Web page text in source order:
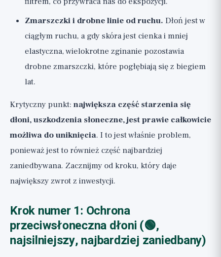
Zmarszczki i drobne linie od ruchu. Dłoń jest w
ciągłym ruchu, a gdy skóra jest cienka i mniej
elastyczna, wielokrotne zginanie pozostawia
drobne zmarszczki, które pogłębiają się z biegiem
lat.
Krytyczny punkt: największa część starzenia się
dłoni, uszkodzenia słoneczne, jest prawie całkowicie
możliwa do uniknięcia. I to jest właśnie problem,
ponieważ jest to również część najbardziej
zaniedbywana. Zacznijmy od kroku, który daje
największy zwrot z inwestycji.
Krok numer 1: Ochrona
przeciwsłoneczna dłoni (🟢,
najsilniejszy, najbardziej zaniedbany)